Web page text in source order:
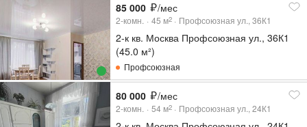
85 000 /мес
2-комн. 45 м2 Профсоюзная ул., 36К1
2-к кв. Москва Профсоюзная ул., 36К1
(45.0 м²)
Профсоюзная
80 000 /мес
2-комн. 54 м2 Профсоюзная ул., 24К1